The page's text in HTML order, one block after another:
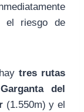
el riesgo de
tres rutas
Garganta del
(1.550m) y el